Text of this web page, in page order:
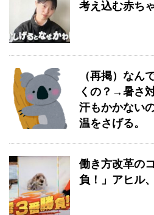
考え込む赤ち
（再掲）なん
くの？→暑さ
汗もかかない
温をさげる。
働き方改革の
負！」アヒル